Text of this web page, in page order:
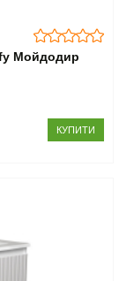
Мойдодир
КУПИТИ